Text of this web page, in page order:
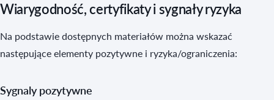
Wiarygodność, certyfikaty i sygnały ryzyka
Na podstawie dostępnych materiałów można wskazać
następujące elementy pozytywne i ryzyka/ograniczenia:
Sygnaly pozytywne